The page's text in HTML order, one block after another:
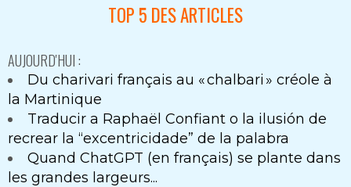
TOP 5 DES ARTICLES
AUJOURD'HUI :
Du charivari français au « chalbari » créole à
la Martinique
Traducir a Raphaël Confiant o la ilusión de
recrear la “excentricidade” de la palabra
Quand ChatGPT (en français) se plante dans
les grandes largeurs...